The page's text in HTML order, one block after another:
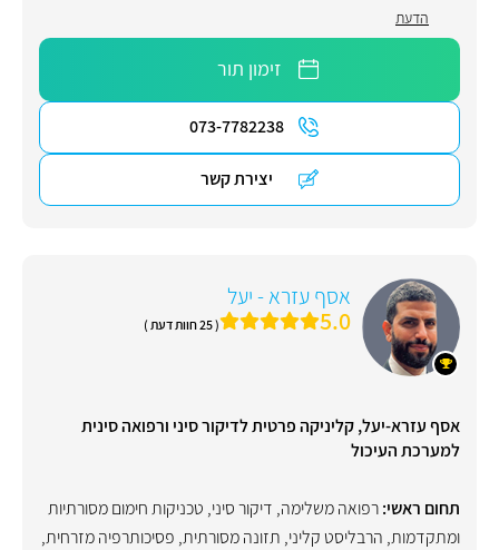
הדעת
זימון תור
073-7782238
יצירת קשר
אסף עזרא - יעל
5.0 ( 25 חוות דעת )
אסף עזרא-יעל, קליניקה פרטית לדיקור סיני ורפואה סינית
למערכת העיכול
תחום ראשי:רפואה משלימה, דיקור סיני, טכניקות חימום מסורתיות
ומתקדמות, הרבליסט קליני, תזונה מסורתית, פסיכותרפיה מזרחית,